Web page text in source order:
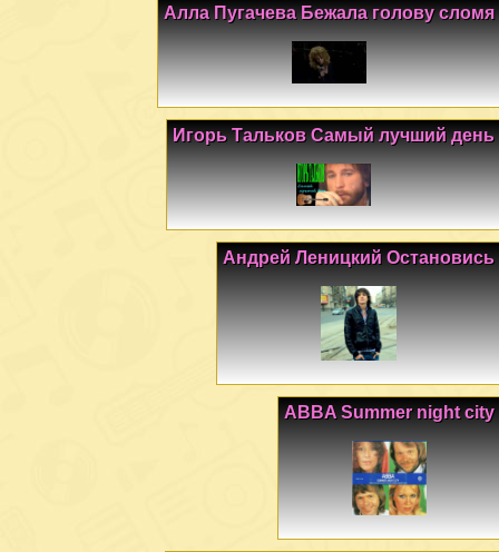
Алла Пугачева Бежала голову сломя
Игорь Тальков Самый лучший день
Андрей Леницкий Остановись
ABBA Summer night city